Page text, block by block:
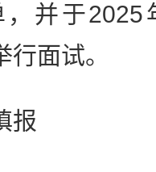
并于
行面试。
报